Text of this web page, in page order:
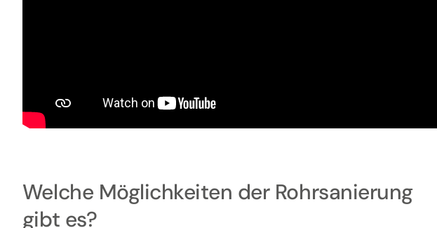
Welche Möglichkeiten der Rohrsanierung
gibt es?